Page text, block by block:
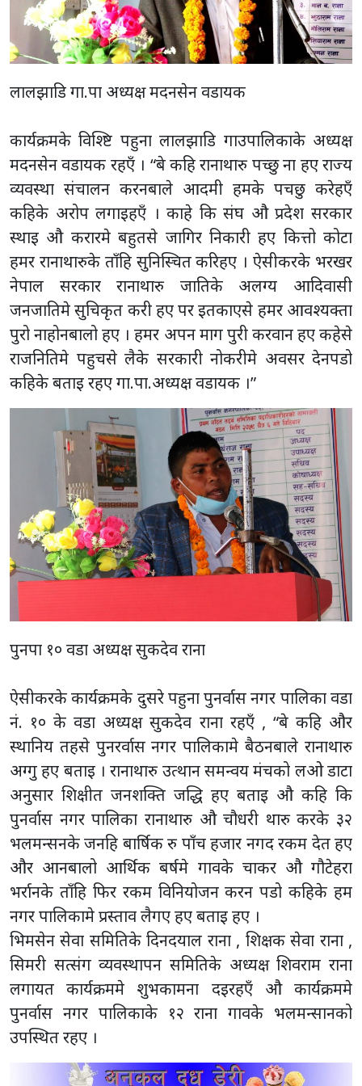
लालझाडि गा.पा अध्यक्ष मदनसेन वडायक
कार्यक्रमके विश्ष्टि पहुना लालझाडि गाउपालिकाके अध्यक्ष
मदनसेन वडायक रहएँ । “बे कहि रानाथारु पच्छु ना हए राज्य
व्यवस्था संचालन करनबाले आदमी हमके पचछु करेहएँ
कहिके अरोप लगाइहएँ । काहे कि संघ औ प्रदेश सरकार
स्थाइ औ करारमे बहुतसे जागिर निकारी हए कित्तो कोटा
हमर रानाथारुके ताँहि सुनिस्चित करिहए । ऐसीकरके भरखर
नेपाल सरकार रानाथारु जातिके अलग्य आदिवासी
जनजातिमे सुचिकृत करी हए पर इतकाएसे हमर आवश्यक्ता
पुरो नाहोनबालो हए । हमर अपन माग पुरी करवान हए कहेसे
राजनितिमे पहुचसे लैके सरकारी नोकरीमे अवसर देनपडो
कहिके बताइ रहए गा.पा.अध्यक्ष वडायक ।”
पुनपा १० वडा अध्यक्ष सुकदेव राना
ऐसीकरके कार्यक्रमके दुसरे पहुना पुनर्वास नगर पालिका वडा
नं. १० के वडा अध्यक्ष सुकदेव राना रहएँ , “बे कहि और
स्थानिय तहसे पुनरर्वास नगर पालिकामे बैठनबाले रानाथारु
अग्गु हए बताइ । रानाथारु उत्थान समन्वय मंचको लओ डाटा
अनुसार शिक्षीत जनशक्ति जद्धि हए बताइ औ कहि कि
पुनर्वास नगर पालिका रानाथारु औ चौधरी थारु करके ३२
भलमन्सनके जनहि बार्षिक रु पाँच हजार नगद रकम देत हए
और आनबालो आर्थिक बर्षमे गावके चाकर औ गौटेहरा
भर्रानके ताँहि फिर रकम विनियोजन करन पडो कहिके हम
नगर पालिकामे प्रस्ताव लैगए हए बताइ हए ।
भिमसेन सेवा समितिके दिनदयाल राना , शिक्षक सेवा राना ,
सिमरी सत्संग व्यवस्थापन समितिके अध्यक्ष शिवराम राना
लगायत कार्यक्रममे शुभकामना दइरहएँ औ कार्यक्रममे
पुनर्वास नगर पालिकाके १२ राना गावके भलमन्सानको
उपस्थित रहए ।